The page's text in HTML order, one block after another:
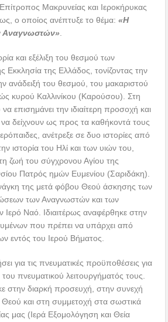
Επίτροπος Μακρυνείας και Ιεροκήρυκας
ο οποίος ανέπτυξε το θέμα:«Η
Αναγνωστών»
και εξέλιξη του θεσμού των
Εκκλησία της Ελλάδος, τονίζοντας την
ανάδειξή του θεσμού, του μακαριστού
κυρού Καλλινίκου (Καρούσου). Στη
επισημάνει την ιδιαίτερη προσοχή και
να δείχνουν ως προς τα καθήκοντά τους
ανέτρεξε σε δυο ιστορίες από
ιστορία του Ηλί και των υιών του,
ζωή του σύγχρονου Αγίου της
Πατρός ημών Ευμενίου (Σαριδάκη).
της μετά φόβου Θεού άσκησης των
των Αναγνωστών και των
Ιερό Ναό. Ιδιαιτέρως αναφέρθηκε στην
που πρέπει να υπάρχει από
εντός του Ιερού Βήματος.
για τις πνευματικές προϋποθέσεις για
πνευματικού λειτουργήματός τους.
στην διαρκή προσευχή, στην συνεχή
Θεού και στη συμμετοχή στα σωστικά
μας (Ιερά Εξομολόγηση και Θεία